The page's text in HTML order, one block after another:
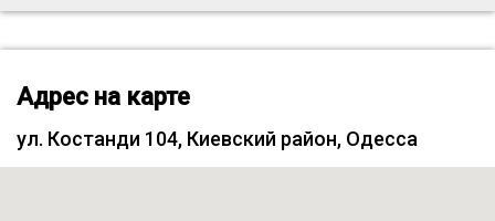
Адрес на карте
ул. Костанди 104, Киевский район, Одесса